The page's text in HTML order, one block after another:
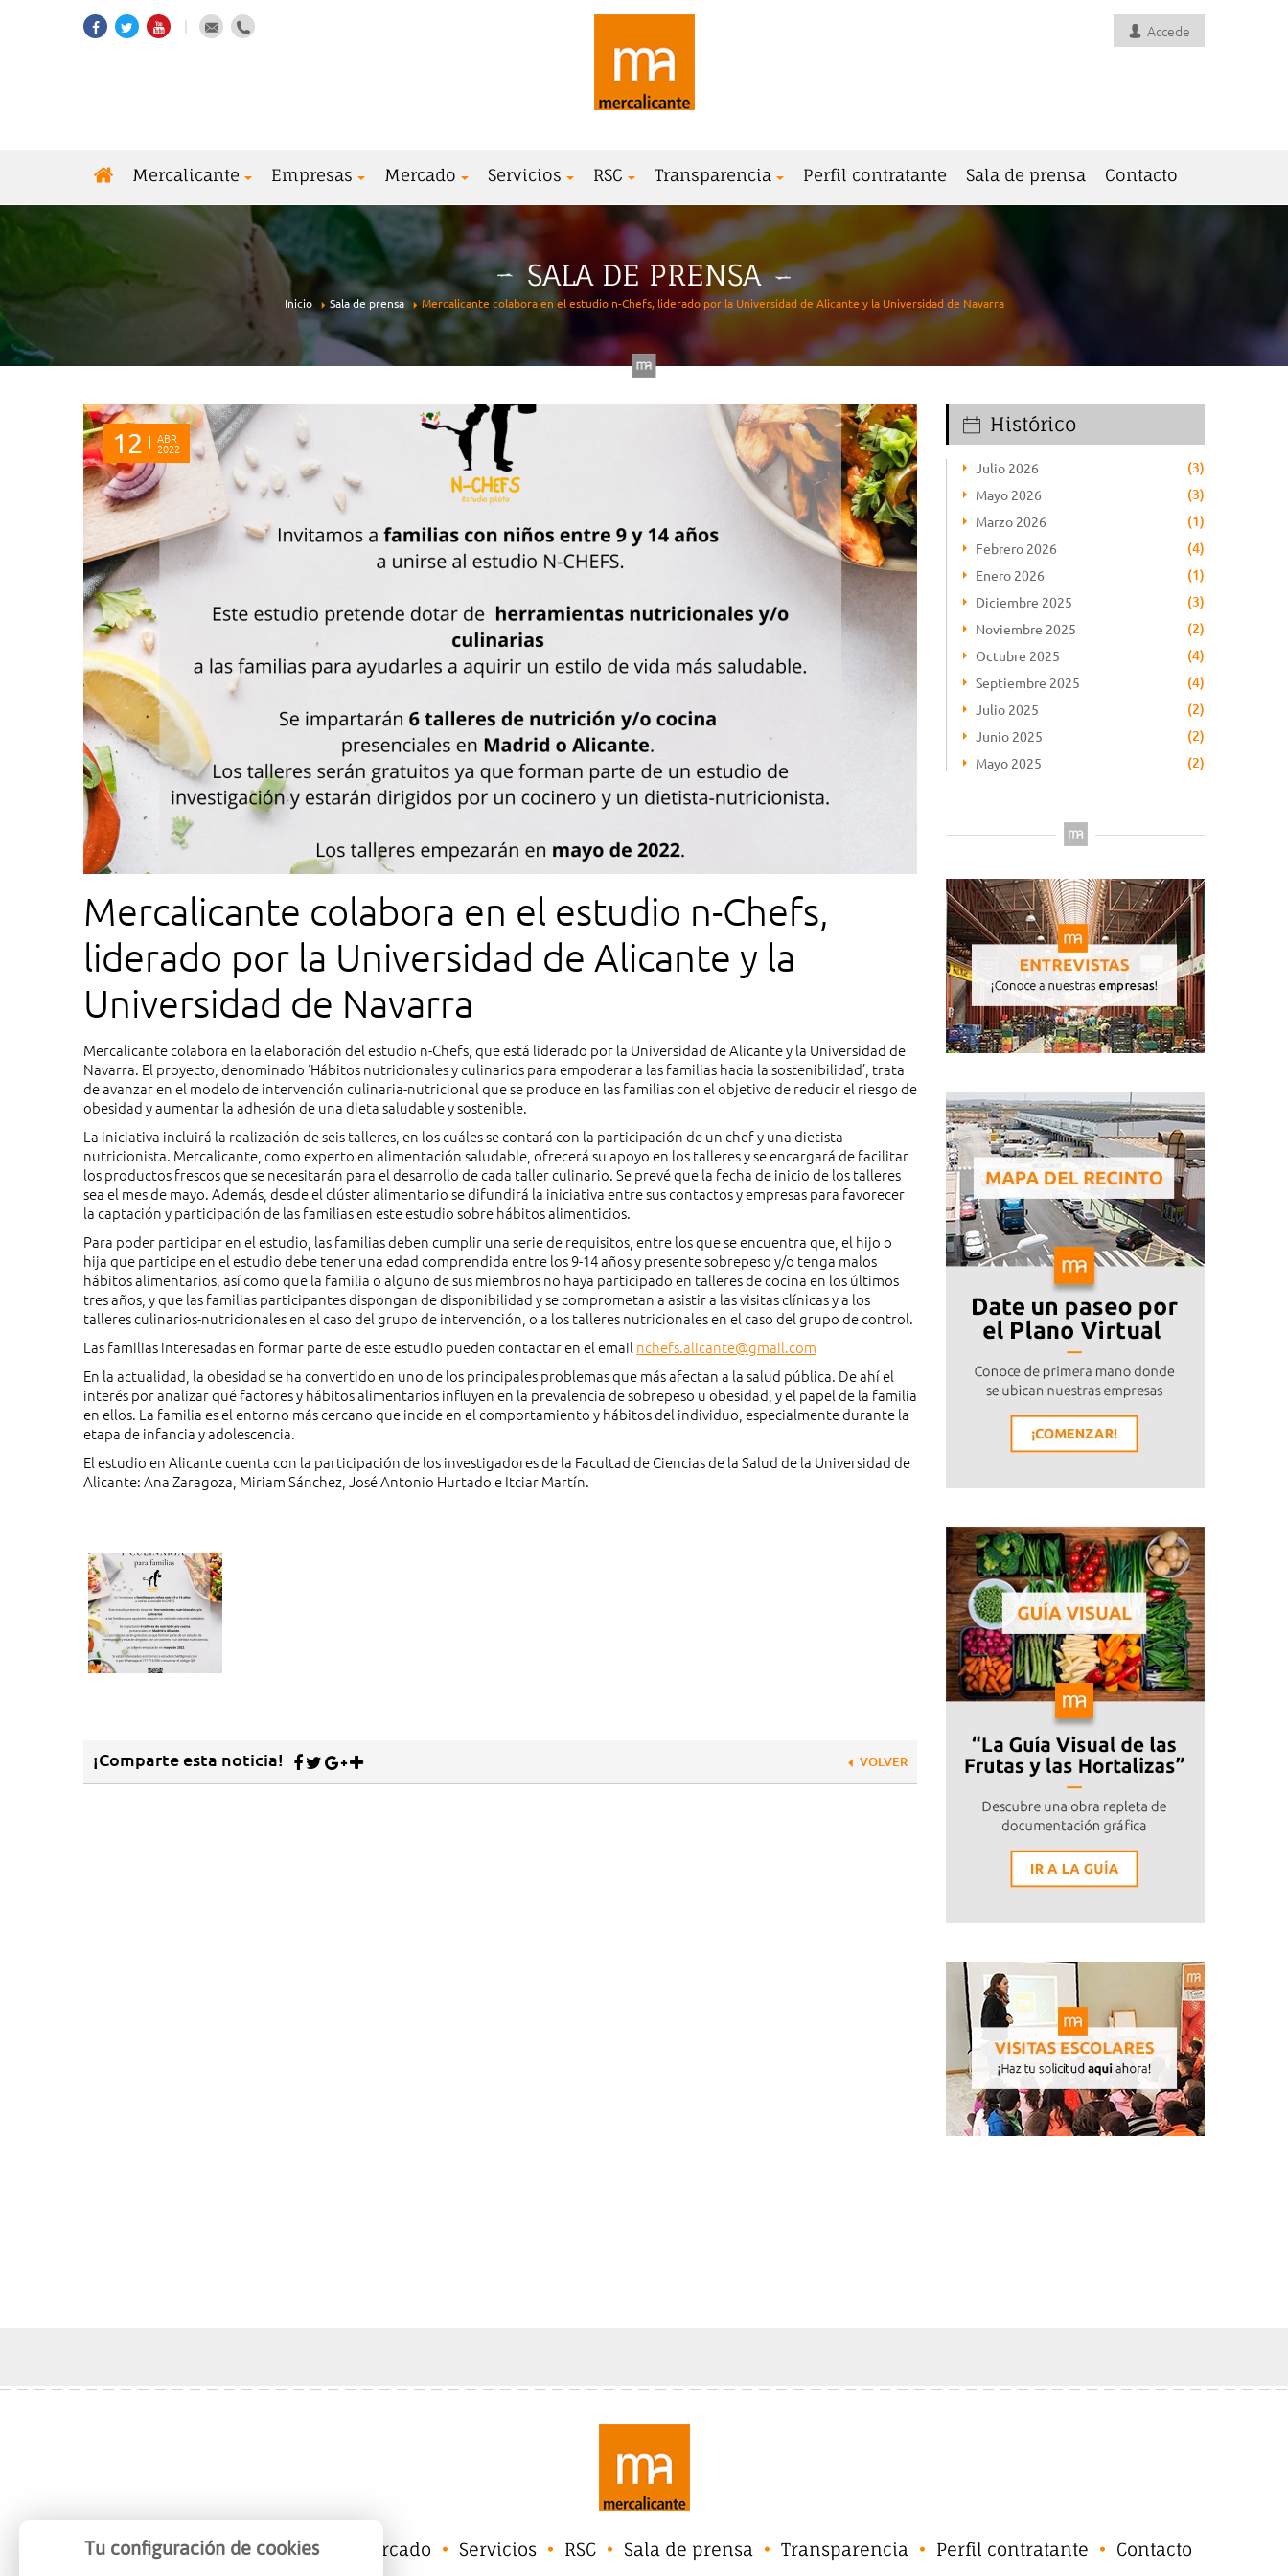
Accede
Mercalicante Empresas Mercado Servicios RSC Transparencia Perfil contratante Sala de prensa Contacto
SALA DE PRENSA
Inicio Sala de prensa Mercalicante colabora en el estudio n-Chefs, liderado por la Universidad de Alicante y la Universidad de Navarra
12 ABR
2022
Mercalicante colabora en el estudio n-Chefs,
liderado por la Universidad de Alicante y la
Universidad de Navarra
Mercalicante colabora en la elaboración del estudio n-Chefs, que está liderado por la Universidad de Alicante y la Universidad de
Navarra. El proyecto, denominado ‘Hábitos nutricionales y culinarios para empoderar a las familias hacia la sostenibilidad’, trata
de avanzar en el modelo de intervención culinaria-nutricional que se produce en las familias con el objetivo de reducir el riesgo de
obesidad y aumentar la adhesión de una dieta saludable y sostenible.
La iniciativa incluirá la realización de seis talleres, en los cuáles se contará con la participación de un chef y una dietista-
nutricionista. Mercalicante, como experto en alimentación saludable, ofrecerá su apoyo en los talleres y se encargará de facilitar
los productos frescos que se necesitarán para el desarrollo de cada taller culinario. Se prevé que la fecha de inicio de los talleres
sea el mes de mayo. Además, desde el clúster alimentario se difundirá la iniciativa entre sus contactos y empresas para favorecer
la captación y participación de las familias en este estudio sobre hábitos alimenticios.
Para poder participar en el estudio, las familias deben cumplir una serie de requisitos, entre los que se encuentra que, el hijo o
hija que participe en el estudio debe tener una edad comprendida entre los 9-14 años y presente sobrepeso y/o tenga malos
hábitos alimentarios, así como que la familia o alguno de sus miembros no haya participado en talleres de cocina en los últimos
tres años, y que las familias participantes dispongan de disponibilidad y se comprometan a asistir a las visitas clínicas y a los
talleres culinarios-nutricionales en el caso del grupo de intervención, o a los talleres nutricionales en el caso del grupo de control.
Las familias interesadas en formar parte de este estudio pueden contactar en el email nchefs.alicante@gmail.com
En la actualidad, la obesidad se ha convertido en uno de los principales problemas que más afectan a la salud pública. De ahí el
interés por analizar qué factores y hábitos alimentarios influyen en la prevalencia de sobrepeso u obesidad, y el papel de la familia
en ellos. La familia es el entorno más cercano que incide en el comportamiento y hábitos del individuo, especialmente durante la
etapa de infancia y adolescencia.
El estudio en Alicante cuenta con la participación de los investigadores de la Facultad de Ciencias de la Salud de la Universidad de
Alicante: Ana Zaragoza, Miriam Sánchez, José Antonio Hurtado e Itciar Martín.
¡Comparte esta noticia! VOLVER
Histórico
Julio 2026 (3)
Mayo 2026 (3)
Marzo 2026 (1)
Febrero 2026 (4)
Enero 2026 (1)
Diciembre 2025 (3)
Noviembre 2025 (2)
Octubre 2025 (4)
Septiembre 2025 (4)
Julio 2025 (2)
Junio 2025 (2)
Mayo 2025 (2)
Mercalicante Empresas Mercado Servicios RSC Sala de prensa Transparencia Perfil contratante Contacto
Tu configuración de cookies